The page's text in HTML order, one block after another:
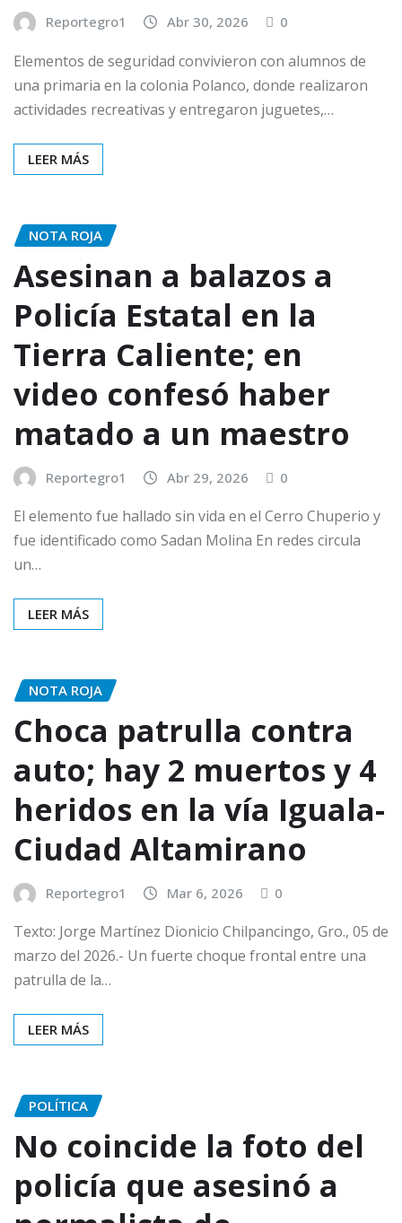
Reportegro1 Abr 30, 2026 0
Elementos de seguridad convivieron con alumnos de
una primaria en la colonia Polanco, donde realizaron
actividades recreativas y entregaron juguetes,…
LEER MÁS
NOTA ROJA
Asesinan a balazos a
Policía Estatal en la
Tierra Caliente; en
video confesó haber
matado a un maestro
Reportegro1 Abr 29, 2026 0
El elemento fue hallado sin vida en el Cerro Chuperio y
fue identificado como Sadan Molina En redes circula
un…
LEER MÁS
NOTA ROJA
Choca patrulla contra
auto; hay 2 muertos y 4
heridos en la vía Iguala-
Ciudad Altamirano
Reportegro1 Mar 6, 2026 0
Texto: Jorge Martínez Dionicio Chilpancingo, Gro., 05 de
marzo del 2026.- Un fuerte choque frontal entre una
patrulla de la…
LEER MÁS
POLÍTICA
No coincide la foto del
policía que asesinó a